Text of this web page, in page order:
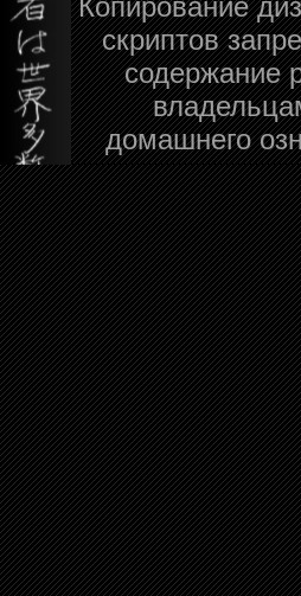
Копирование
скриптов
содержание
домашнего